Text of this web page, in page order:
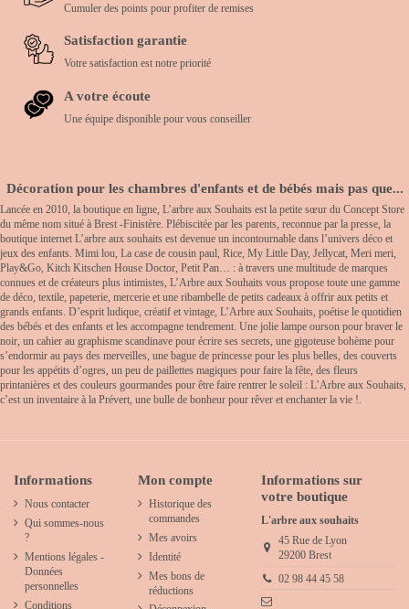
Cumuler des points pour profiter de remises
Satisfaction garantie
Votre satisfaction est notre priorité
A votre écoute
Une équipe disponible pour vous conseiller
Décoration pour les chambres d'enfants et de bébés mais pas que...
Lancée en 2010, la boutique en ligne, L’arbre aux Souhaits est la petite sœur du Concept Store
du même nom situé à Brest -Finistère. Plébiscitée par les parents, reconnue par la presse, la
boutique internet L’arbre aux souhaits est devenue un incontournable dans l’univers déco et
jeux des enfants. Mimi lou, La case de cousin paul, Rice, My Little Day, Jellycat, Meri meri,
Play&Go, Kitch Kitschen House Doctor, Petit Pan… : à travers une multitude de marques
connues et de créateurs plus intimistes, L’Arbre aux Souhaits vous propose toute une gamme
de déco, textile, papeterie, mercerie et une ribambelle de petits cadeaux à offrir aux petits et
grands enfants. D’esprit ludique, créatif et vintage, L’Arbre aux Souhaits, poétise le quotidien
des bébés et des enfants et les accompagne tendrement. Une jolie lampe ourson pour braver le
noir, un cahier au graphisme scandinave pour écrire ses secrets, une gigoteuse bohème pour
s’endormir au pays des merveilles, une bague de princesse pour les plus belles, des couverts
pour les appétits d’ogres, un peu de paillettes magiques pour faire la fête, des fleurs
printanières et des couleurs gourmandes pour être faire rentrer le soleil : L’Arbre aux Souhaits,
c’est un inventaire à la Prévert, une bulle de bonheur pour rêver et enchanter la vie !.
Informations
Nous contacter
Qui sommes-nous
?
Mentions légales -
Données
personnelles
Conditions
Mon compte
Historique des
commandes
Mes avoirs
Identité
Mes bons de
réductions
Informations sur
votre boutique
L'arbre aux souhaits
45 Rue de Lyon
29200 Brest
02 98 44 45 58